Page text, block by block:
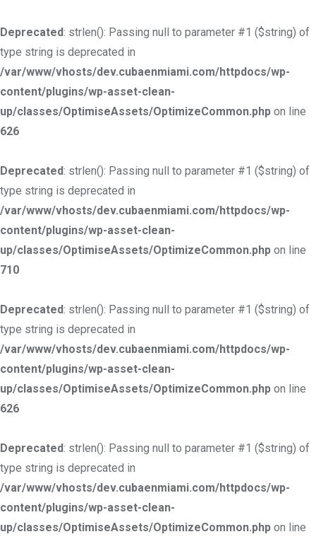
Deprecated: strlen(): Passing null to parameter #1 ($string) of
type string is deprecated in
/var/www/vhosts/dev.cubaenmiami.com/httpdocs/wp-
content/plugins/wp-asset-clean-
up/classes/OptimiseAssets/OptimizeCommon.php on line
626
Deprecated: strlen(): Passing null to parameter #1 ($string) of
type string is deprecated in
/var/www/vhosts/dev.cubaenmiami.com/httpdocs/wp-
content/plugins/wp-asset-clean-
up/classes/OptimiseAssets/OptimizeCommon.php on line
710
Deprecated: strlen(): Passing null to parameter #1 ($string) of
type string is deprecated in
/var/www/vhosts/dev.cubaenmiami.com/httpdocs/wp-
content/plugins/wp-asset-clean-
up/classes/OptimiseAssets/OptimizeCommon.php on line
626
Deprecated: strlen(): Passing null to parameter #1 ($string) of
type string is deprecated in
/var/www/vhosts/dev.cubaenmiami.com/httpdocs/wp-
content/plugins/wp-asset-clean-
up/classes/OptimiseAssets/OptimizeCommon.php on line